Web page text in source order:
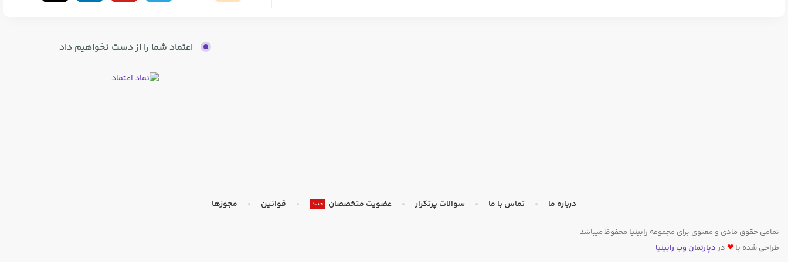
اعتماد شما را از دست نخواهیم داد
درباره ما تماس با ما سوالات پرتکرار عضویت متخصصان جدید قوانین مجوزها
تمامی حقوق مادی و معنوی برای مجموعه رابینیا محفوظ میباشد
طراحی شده با ❤ در دپارتمان وب رابینیا​​